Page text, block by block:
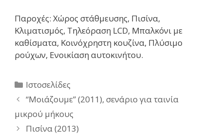
Παροχές: Χώρος στάθμευσης, Πισίνα,
Κλιματισμός, Τηλεόραση LCD, Μπαλκόνι με
καθίσματα, Κοινόχρηστη κουζίνα, Πλύσιμο
ρούχων, Ενοικίαση αυτοκινήτου.
Κατηγορίες
Ιστοσελίδες
“Μοιάζουμε” (2011), σενάριο για ταινία
μικρού μήκους
Πισίνα (2013)